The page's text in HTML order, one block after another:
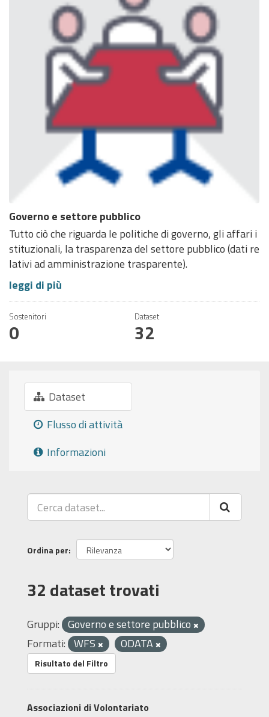
Governo e settore pubblico
Tutto ciò che riguarda le politiche di governo, gli affari i
stituzionali, la trasparenza del settore pubblico (dati re
lativi ad amministrazione trasparente).
leggi di più
Sostenitori
0
Dataset
32
Dataset
Flusso di attività
Informazioni
Ordina per
32 dataset trovati
Gruppi: Governo e settore pubblico
Formati: WFS ODATA
Risultato del Filtro
Associazioni di Volontariato